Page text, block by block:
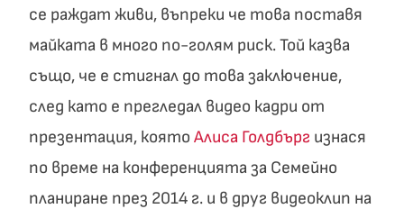
се раждат живи, въпреки че това поставя
майката в много по-голям риск. Той казва
също, че е стигнал до това заключение,
след като е прегледал видео кадри от
презентация, която Алиса Голдбърг изнася
по време на конференцията за Семейно
планиране през 2014 г. и в друг видеоклип на